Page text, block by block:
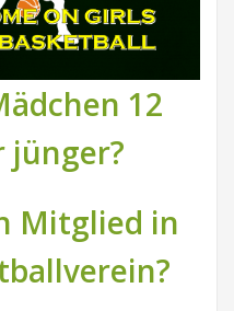
12
jünger?
Mitglied in